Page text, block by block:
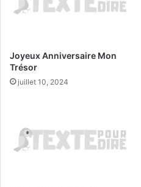
Joyeux Anniversaire Mon
Trésor
juillet 10, 2024